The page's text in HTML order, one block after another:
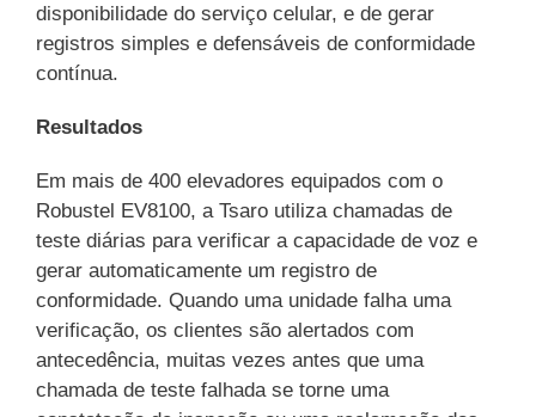
disponibilidade do serviço celular, e de gerar
registros simples e defensáveis de conformidade
contínua.
Resultados
Em mais de 400 elevadores equipados com o
Robustel EV8100, a Tsaro utiliza chamadas de
teste diárias para verificar a capacidade de voz e
gerar automaticamente um registro de
conformidade. Quando uma unidade falha uma
verificação, os clientes são alertados com
antecedência, muitas vezes antes que uma
chamada de teste falhada se torne uma